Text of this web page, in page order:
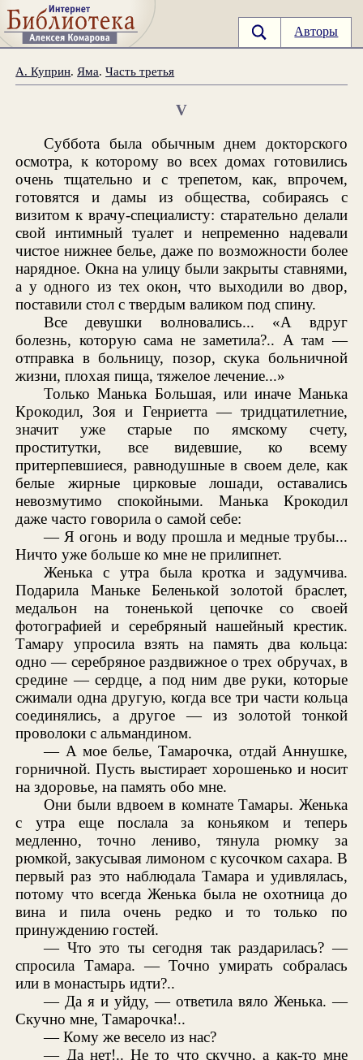
Авторы
А. Куприн. Яма.Часть третья
V
Суббота была обычным днем докторского
осмотра, к которому во всех домах готовились
очень тщательно и с трепетом, как, впрочем,
готовятся и дамы из общества, собираясь с
визитом к врачу-специалисту: старательно делали
свой интимный туалет и непременно надевали
чистое нижнее белье, даже по возможности более
нарядное. Окна на улицу были закрыты ставнями,
а у одного из тех окон, что выходили во двор,
поставили стол с твердым валиком под спину.
Все девушки волновались... «А вдруг
болезнь, которую сама не заметила?.. А там —
отправка в больницу, позор, скука больничной
жизни, плохая пища, тяжелое лечение...»
Только Манька Большая, или иначе Манька
Крокодил, Зоя и Генриетта — тридцатилетние,
значит уже старые по ямскому счету,
проститутки, все видевшие, ко всему
притерпевшиеся, равнодушные в своем деле, как
белые жирные цирковые лошади, оставались
невозмутимо спокойными. Манька Крокодил
даже часто говорила о самой себе:
— Я огонь и воду прошла и медные трубы...
Ничто уже больше ко мне не прилипнет.
Женька с утра была кротка и задумчива.
Подарила Маньке Беленькой золотой браслет,
медальон на тоненькой цепочке со своей
фотографией и серебряный нашейный крестик.
Тамару упросила взять на память два кольца:
одно — серебряное раздвижное о трех обручах, в
средине — сердце, а под ним две руки, которые
сжимали одна другую, когда все три части кольца
соединялись, а другое — из золотой тонкой
проволоки с альмандином.
— А мое белье, Тамарочка, отдай Аннушке,
горничной. Пусть выстирает хорошенько и носит
на здоровье, на память обо мне.
Они были вдвоем в комнате Тамары. Женька
с утра еще послала за коньяком и теперь
медленно, точно лениво, тянула рюмку за
рюмкой, закусывая лимоном с кусочком сахара. В
первый раз это наблюдала Тамара и удивлялась,
потому что всегда Женька была не охотница до
вина и пила очень редко и то только по
принуждению гостей.
— Что это ты сегодня так раздарилась? —
спросила Тамара. — Точно умирать собралась
или в монастырь идти?..
— Да я и уйду, — ответила вяло Женька. —
Скучно мне, Тамарочка!..
— Кому же весело из нас?
— Да нет!.. Не то что скучно, а как-то мне